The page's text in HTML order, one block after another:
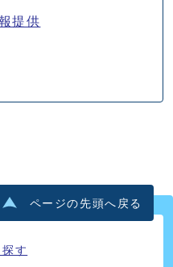
提供
ページの先頭へ戻る
す